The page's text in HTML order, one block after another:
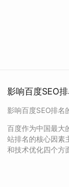
影响百度SEO
影响百度SEO排
百度作为中国最大
站排名的核心因素
和技术优化四个方